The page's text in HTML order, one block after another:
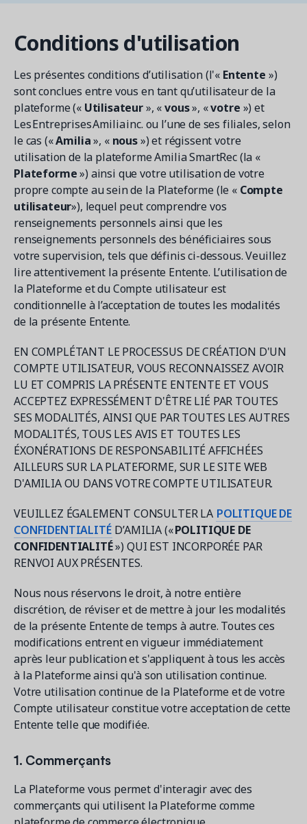
Inscription en ligne
Gestion multi-sites
Paiements
Gestion du personnel
Demandez une démo
Obtenez une démonstration du logiciel d'inscription et
gestion le plus performant.
Centres sportifs
YMCA
Voir toutes les industries
Blogue
Tendances et nouveautés
Ressources et webinaires
Guides numériques et webinaires
Amilia University
Une plateforme d’apprentissage intégrée
RESSOURCES SUPPLÉMENTAIRES
Amilia University (Connexion)
Centre d'aide
Mises à jour
Étude de cas
Real Amilia customers. Inspiring stories.
1 877-343-0004
Connexion
Demandez une démo
Conditions d'utilisation
Les présentes conditions d’utilisation (l'« Entente »)
sont conclues entre vous en tant qu’utilisateur de la
plateforme (« Utilisateur», «vous», «votre ») et
Les Entreprises Amilia inc. ou l’une de ses filiales, selon
le cas («Amilia», « nous») et régissent votre
utilisation de la plateforme Amilia SmartRec (la «
Plateforme») ainsi que votre utilisation de votre
propre compte au sein de la Plateforme (le « Compte
utilisateur»), lequel peut comprendre vos
renseignements personnels ainsi que les
renseignements personnels des bénéficiaires sous
votre supervision, tels que définis ci-dessous. Veuillez
lire attentivement la présente Entente. L’utilisation de
la Plateforme et du Compte utilisateur est
conditionnelle à l’acceptation de toutes les modalités
de la présente Entente.
EN COMPLÉTANT LE PROCESSUS DE CRÉATION D'UN
COMPTE UTILISATEUR, VOUS RECONNAISSEZ AVOIR
LU ET COMPRIS LA PRÉSENTE ENTENTE ET VOUS
ACCEPTEZ EXPRESSÉMENT D'ÊTRE LIÉ PAR TOUTES
SES MODALITÉS, AINSI QUE PAR TOUTES LES AUTRES
MODALITÉS, TOUS LES AVIS ET TOUTES LES
ÉXONÉRATIONS DE RESPONSABILITÉ AFFICHÉES
AILLEURS SUR LA PLATEFORME, SUR LE SITE WEB
D'AMILIA OU DANS VOTRE COMPTE UTILISATEUR.
VEUILLEZ ÉGALEMENT CONSULTER LA POLITIQUE DE
CONFIDENTIALITÉ D’AMILIA («POLITIQUE DE
CONFIDENTIALITÉ») QUI EST INCORPORÉE PAR
RENVOI AUX PRÉSENTES.
Nous nous réservons le droit, à notre entière
discrétion, de réviser et de mettre à jour les modalités
de la présente Entente de temps à autre. Toutes ces
modifications entrent en vigueur immédiatement
après leur publication et s'appliquent à tous les accès
à la Plateforme ainsi qu'à son utilisation continue.
Votre utilisation continue de la Plateforme et de votre
Compte utilisateur constitue votre acceptation de cette
Entente telle que modifiée.
1. Commerçants
La Plateforme vous permet d'interagir avec des
commerçants qui utilisent la Plateforme comme